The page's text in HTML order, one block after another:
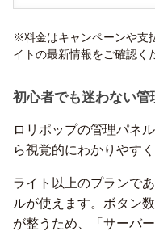
※料金はキャンペーンや支
イトの最新情報をご確認く
初心者でも迷わない管
ロリポップの管理パネ
ら視覚的にわかりやす
ライト以上のプランで
ルが使えます。ボタン
が整うため、「サーバ